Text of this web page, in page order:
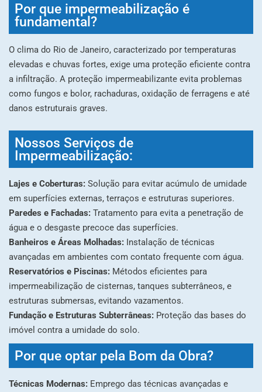
Por que impermeabilização é
fundamental?
O clima do Rio de Janeiro, caracterizado por temperaturas
elevadas e chuvas fortes, exige uma proteção eficiente contra
a infiltração. A proteção impermeabilizante evita problemas
como fungos e bolor, rachaduras, oxidação de ferragens e até
danos estruturais graves.
Nossos Serviços de
Impermeabilização:
Lajes e Coberturas: Solução para evitar acúmulo de umidade
em superfícies externas, terraços e estruturas superiores.
Paredes e Fachadas: Tratamento para evita a penetração de
água e o desgaste precoce das superfícies.
Banheiros e Áreas Molhadas: Instalação de técnicas
avançadas em ambientes com contato frequente com água.
Reservatórios e Piscinas: Métodos eficientes para
impermeabilização de cisternas, tanques subterrâneos, e
estruturas submersas, evitando vazamentos.
Fundação e Estruturas Subterrâneas: Proteção das bases do
imóvel contra a umidade do solo.
Por que optar pela Bom da Obra?
Técnicas Modernas: Emprego das técnicas avançadas e